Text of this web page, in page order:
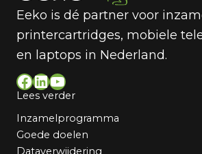
Eeko is dé partner voor
printercartridges, mobiele
en laptops in Nederland.
Facebook LinkedIn YouTube
Lees verder
Inzamelprogramma
Goede doelen